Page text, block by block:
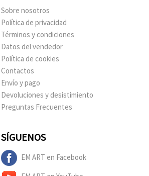
Sobre nosotros
Política de privacidad
Términos y condiciones
Datos del vendedor
Política de cookies
Contactos
Envío y pago
Devoluciones y desistimiento
Preguntas Frecuentes
SÍGUENOS
EM ART en Facebook